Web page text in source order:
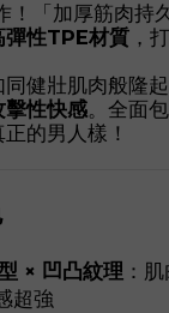
！「加厚筋肉持
彈性TPE材質 ，
健壯肌肉般隆
擊性快感。全面
的男人樣！
× 凹凸紋理 ：
超強